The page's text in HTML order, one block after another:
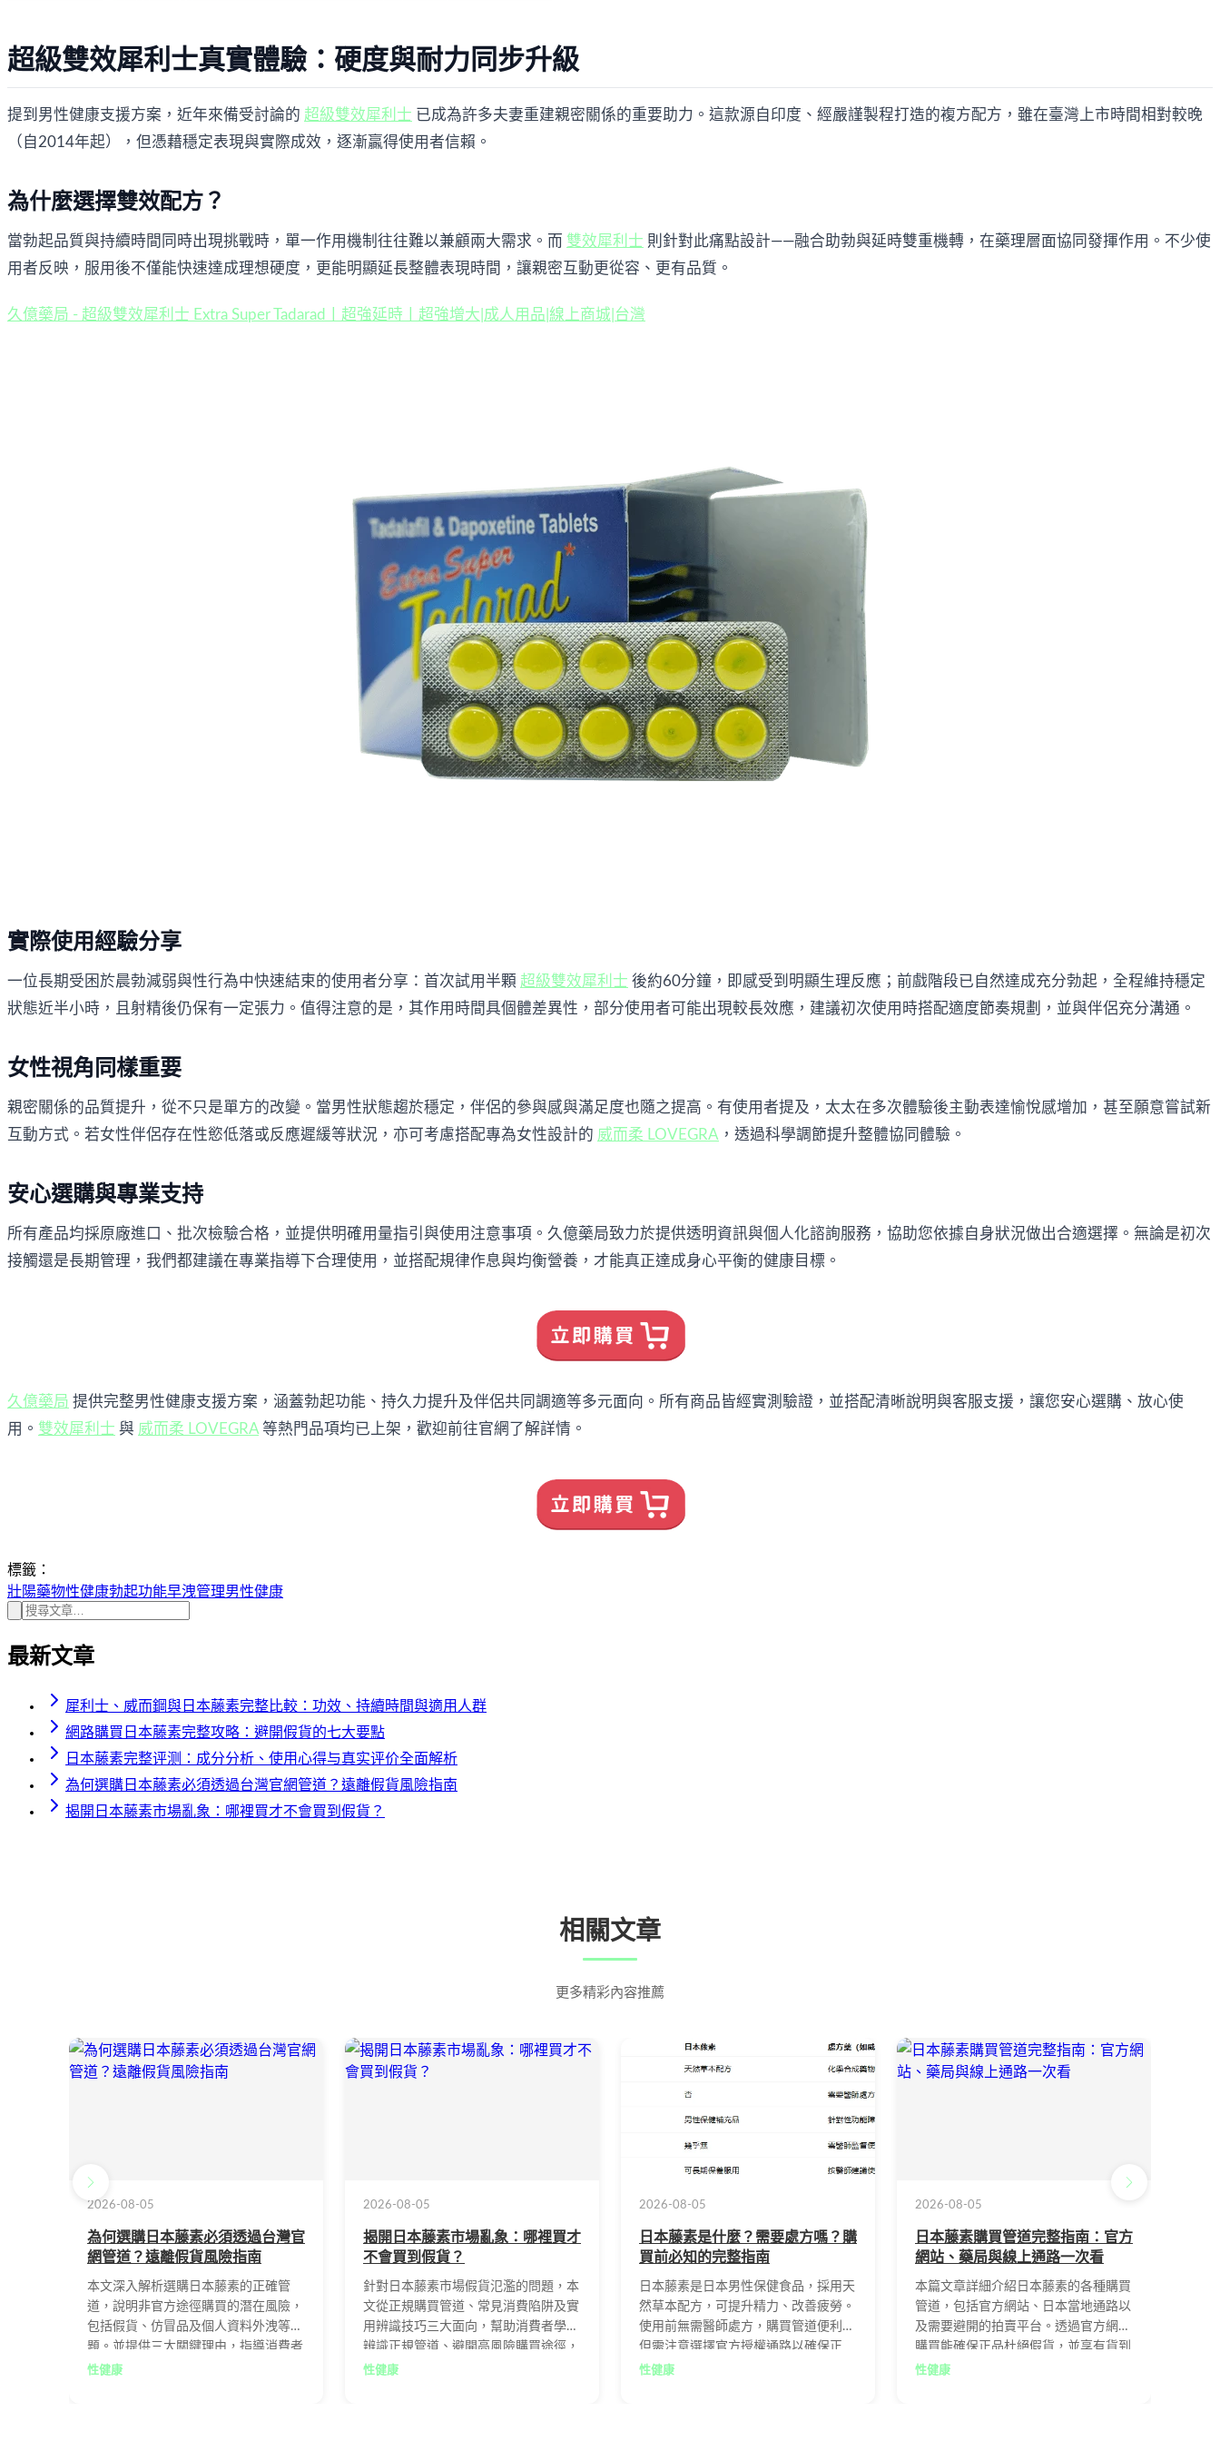
超級雙效犀利士真實體驗：硬度與耐力同步升級
提到男性健康支援方案，近年來備受討論的 超級雙效犀利士 已成為許多夫妻重建親密關係的重要助力。這款源自印度、經嚴謹製程打造的複方配方，雖在臺灣上市時間相對較晚
（自2014年起），但憑藉穩定表現與實際成效，逐漸贏得使用者信賴。
為什麼選擇雙效配方？
當勃起品質與持續時間同時出現挑戰時，單一作用機制往往難以兼顧兩大需求。而 雙效犀利士 則針對此痛點設計——融合助勃與延時雙重機轉，在藥理層面協同發揮作用。不少使
用者反映，服用後不僅能快速達成理想硬度，更能明顯延長整體表現時間，讓親密互動更從容、更有品質。
久億藥局 - 超級雙效犀利士 Extra Super Tadarad丨超強延時丨超強增大|成人用品|線上商城|台灣
實際使用經驗分享
一位長期受困於晨勃減弱與性行為中快速結束的使用者分享：首次試用半顆 超級雙效犀利士 後約60分鐘，即感受到明顯生理反應；前戲階段已自然達成充分勃起，全程維持穩定
狀態近半小時，且射精後仍保有一定張力。值得注意的是，其作用時間具個體差異性，部分使用者可能出現較長效應，建議初次使用時搭配適度節奏規劃，並與伴侶充分溝通。
女性視角同樣重要
親密關係的品質提升，從不只是單方的改變。當男性狀態趨於穩定，伴侶的參與感與滿足度也隨之提高。有使用者提及，太太在多次體驗後主動表達愉悅感增加，甚至願意嘗試新
互動方式。若女性伴侶存在性慾低落或反應遲緩等狀況，亦可考慮搭配專為女性設計的 威而柔 LOVEGRA ，透過科學調節提升整體協同體驗。
安心選購與專業支持
所有產品均採原廠進口、批次檢驗合格，並提供明確用量指引與使用注意事項。久億藥局致力於提供透明資訊與個人化諮詢服務，協助您依據自身狀況做出合適選擇。無論是初次
接觸還是長期管理，我們都建議在專業指導下合理使用，並搭配規律作息與均衡營養，才能真正達成身心平衡的健康目標。
久億藥局 提供完整男性健康支援方案，涵蓋勃起功能、持久力提升及伴侶共同調適等多元面向。所有商品皆經實測驗證，並搭配清晰說明與客服支援，讓您安心選購、放心使
用。 雙效犀利士 與 威而柔 LOVEGRA 等熱門品項均已上架，歡迎前往官網了解詳情。
標籤：
壯陽藥物性健康勃起功能早洩管理男性健康
最新文章
犀利士、威而鋼與日本藤素完整比較：功效、持續時間與適用人群
網路購買日本藤素完整攻略：避開假貨的七大要點
日本藤素完整评测：成分分析、使用心得与真实评价全面解析
為何選購日本藤素必須透過台灣官網管道？遠離假貨風險指南
揭開日本藤素市場亂象：哪裡買才不會買到假貨？
相關文章
更多精彩內容推薦
2026-08-05
為何選購日本藤素必須透過台灣官
網管道？遠離假貨風險指南
本文深入解析選購日本藤素的正確管
道，說明非官方途徑購買的潛在風險，
包括假貨、仿冒品及個人資料外洩等問
題。並提供三大關鍵理由，指導消費者
如何透過台灣官網確保入手原廠正品第
性健康
2026-08-05
揭開日本藤素市場亂象：哪裡買才
不會買到假貨？
針對日本藤素市場假貨氾濫的問題，本
文從正規購買管道、常見消費陷阱及實
用辨識技巧三大面向，幫助消費者學會
辨識正規管道、避開高風險購買途徑，
並掌握初步判斷正品的方法，確保購買
性健康
2026-08-05
日本藤素是什麼？需要處方嗎？購
買前必知的完整指南
日本藤素是日本男性保健食品，採用天
然草本配方，可提升精力、改善疲勞。
使用前無需醫師處方，購買管道便利，
但需注意選擇官方授權通路以確保正
品。
性健康
2026-08-05
日本藤素購買管道完整指南：官方
網站、藥局與線上通路一次看
本篇文章詳細介紹日本藤素的各種購買
管道，包括官方網站、日本當地通路以
及需要避開的拍賣平台。透過官方網站
購買能確保正品杜絕假貨，並享有貨到
付款、專業客服與完善的售後服務。文
性健康